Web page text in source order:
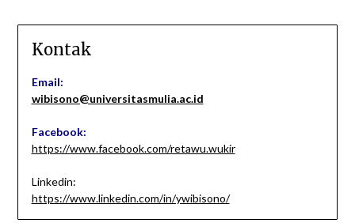
Kontak
Email:
wibisono@universitasmulia.ac.id
Facebook:
https://www.facebook.com/retawu.wukir
Linkedin:
https://www.linkedin.com/in/ywibisono/